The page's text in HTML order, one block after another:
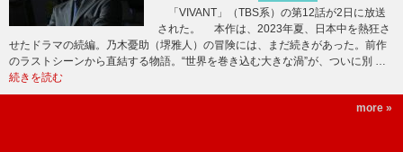
「VIVANT」（TBS系）の第12話が2日に放送
された。 本作は、2023年夏、日本中を熱狂さ
せたドラマの続編。乃木憂助（堺雅人）の冒険には、まだ続きがあった。前作
のラストシーンから直結する物語。“世界を巻き込む大きな渦”が、ついに別 …
続きを読む
more »